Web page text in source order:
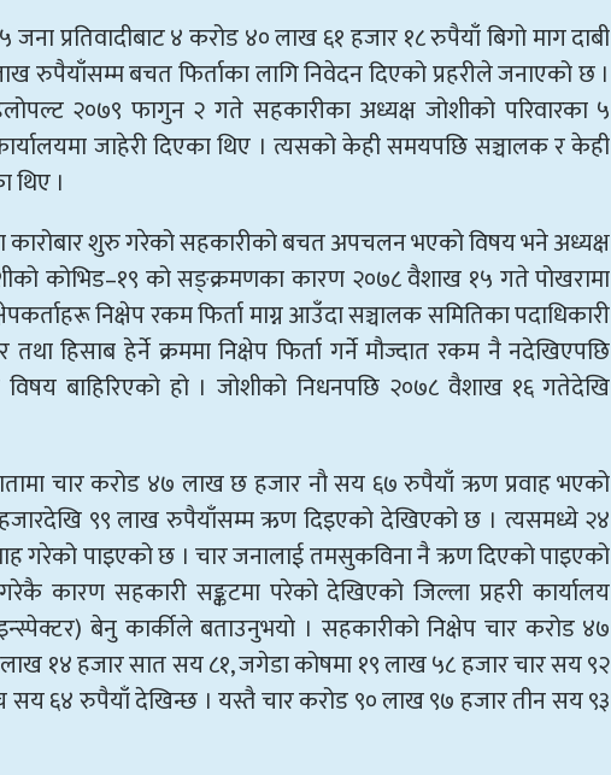
प्रतिवादीबाट ४ करोड ४० लाख ६१ हजार १८ रुपैयाँ बिगो माग दाबी
बचत फिर्ताका लागि निवेदन दिएको प्रहरीले जनाएको छ ।
२०७९ फागुन २ गते सहकारीका अध्यक्ष जोशीको परिवारका ५
जाहेरी दिएका थिए । त्यसको केही समयपछि सञ्चालक र केही
थिए ।
कारोबार शुरु गरेको सहकारीको बचत अपचलन भएको विषय भने अध्यक्ष
कोभिड–१९ को सङ्क्रमणका कारण २०७८ वैशाख १५ गते पोखरामा
निक्षेप रकम फिर्ता माग्न आउँदा सञ्चालक समितिका पदाधिकारी
हिसाब हेर्ने क्रममा निक्षेप फिर्ता गर्ने मौज्दात रकम नै नदेखिएपछि
बाहिरिएको हो । जोशीको निधनपछि २०७८ वैशाख १६ गतेदेखि
चार करोड ४७ लाख छ हजार नाै सय ६७ रुपैयाँ ऋण प्रवाह भएको
९९ लाख रुपैयाँसम्म ऋण दिइएको देखिएको छ । त्यसमध्ये २४
गरेको पाइएको छ । चार जनालाई तमसुकविना नै ऋण दिएको पाइएको
कारण सहकारी सङ्कटमा परेकाे देखिएको जिल्ला प्रहरी कार्यालय
बेनु कार्कीले बताउनुभयाे । सहकारीको निक्षेप चार करोड ४७
१४ हजार सात सय ८१, जगेडा कोषमा १९ लाख ५८ हजार चार सय ९२
६४ रुपैयाँ देखिन्छ । यस्तै चार करोड ९० लाख ९७ हजार तीन सय ९३